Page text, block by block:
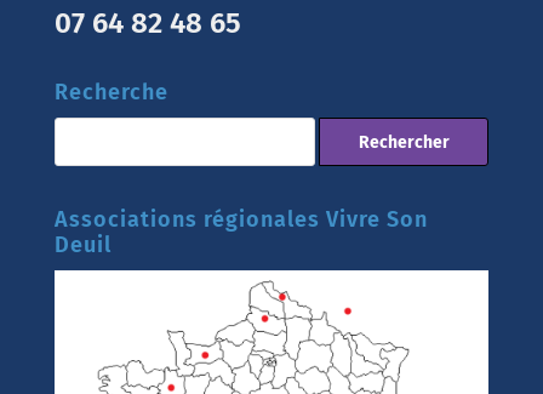
07 64 82 48 65
Recherche
Associations régionales Vivre Son
Deuil